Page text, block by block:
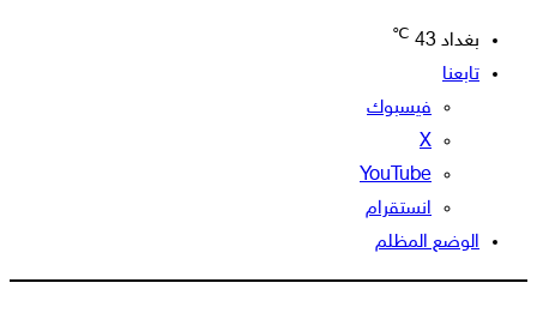
بغداد 43
℃
تابعنا
فيسبوك
‫X
‫YouTube
انستقرام
الوضع المظلم